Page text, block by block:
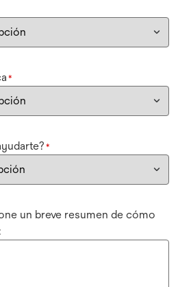
*
*
un breve resumen de cómo